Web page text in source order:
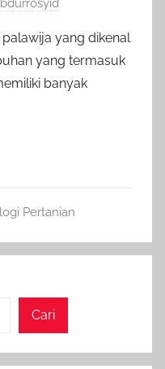
yang dikenal
yang termasuk
banyak
Pertanian
Cari